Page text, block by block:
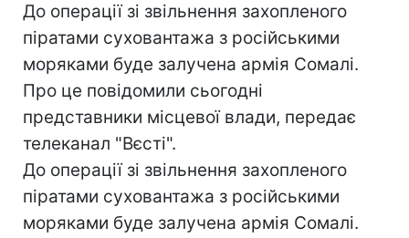
До операції зі звільнення захопленого
піратами суховантажа з російськими
моряками буде залучена армія Сомалі.
Про це повідомили сьогодні
представники місцевої влади, передає
телеканал "Вєсті".
До операції зі звільнення захопленого
піратами суховантажа з російськими
моряками буде залучена армія Сомалі.